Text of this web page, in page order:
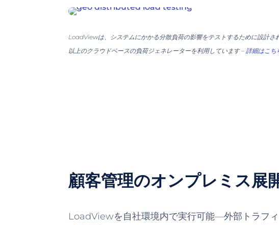
LoadViewは、システムにかかる分散負荷の影響をテストするために設計さ
以上のクラウドベースの負荷ジェネレーターを利用しています –詳細はこち
顧客管理のオンプレミス展
LoadViewを自社環境内で実行可能—外部トラフィ